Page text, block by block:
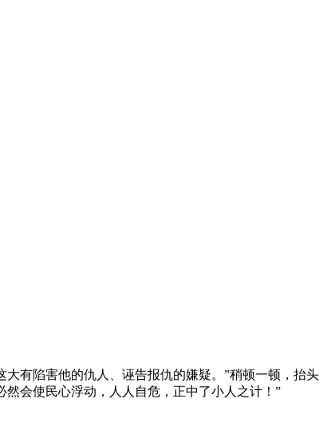
有陷害他的仇人、诬告报仇的嫌疑。”稍顿一顿，抬头
会使民心浮动，人人自危，正中了小人之计！”